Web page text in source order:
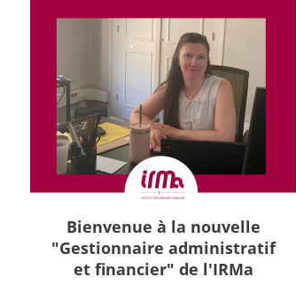
Bienvenue à la nouvelle
"Gestionnaire administratif
et financier" de l'IRMa